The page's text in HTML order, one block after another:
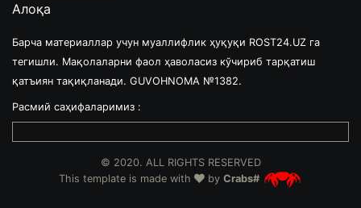
Алоқа
Барча материаллар учун муаллифлик ҳуқуқи ROST24.UZ га
тегишли. Мақолаларни фаол ҳаволасиз кўчириб тарқатиш
қатъиян тақиқланади. GUVOHNOMA №1382.
Расмий саҳифаларимиз :
© 2020. ALL RIGHTS RESERVED
This template is made with
by Crabs#